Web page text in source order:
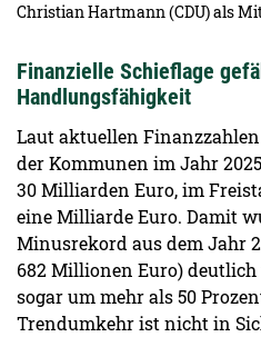
Christian Hartmann (CDU) als
Finanzielle Schieflage
Handlungsfähigkeit
Laut aktuellen
der Kommunen im Jahr
30 Milliarden Euro, im
eine Milliarde Euro. Damit
Minusrekord aus dem Jahr
682 Millionen Euro)
sogar um mehr als 50
Trendumkehr ist nicht in